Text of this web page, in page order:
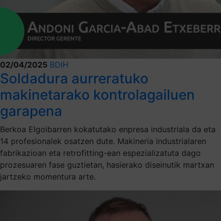
02/04/2025 BDIH
Soldadura aurreratuko
makinetarako kontrolagailuen
garapena
Berkoa Elgoibarren kokatutako enpresa industriala da eta
14 profesionalek osatzen dute. Makineria industrialaren
fabrikazioan eta retrofitting-ean espezializatuta dago
prozesuaren fase guztietan, hasierako diseinutik martxan
jartzeko momentura arte.